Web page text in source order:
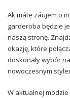
Ak máte záujem o
garderoba będzie
naszą stronę.
okazję, które
doskonały wybór
nowoczesnym
W aktualnej